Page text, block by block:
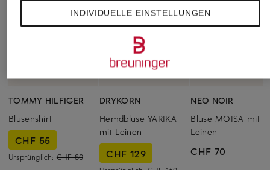
TOMMY HILFIGER
Blusenshirt
CHF 55
Ursprünglich: CHF 80
DRYKORN
Hemdbluse YARIKA
mit Leinen
CHF 129
NEO NOIR
Bluse MOISA mit
Leinen
CHF 70
INDIVIDUELLE EINSTELLUNGEN